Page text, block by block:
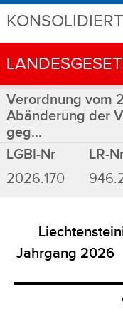
Verordnung vom
Abänderung der
geg...
LGBl-Nr
LR-
2026.170